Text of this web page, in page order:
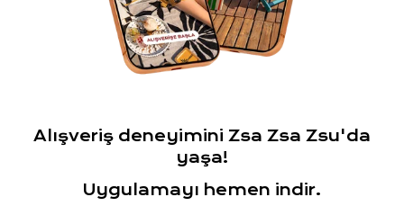
Alışveriş deneyimini Zsa Zsa Zsu'da
yaşa!
Uygulamayı hemen indir.